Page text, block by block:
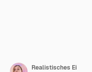
Realistisches Ei